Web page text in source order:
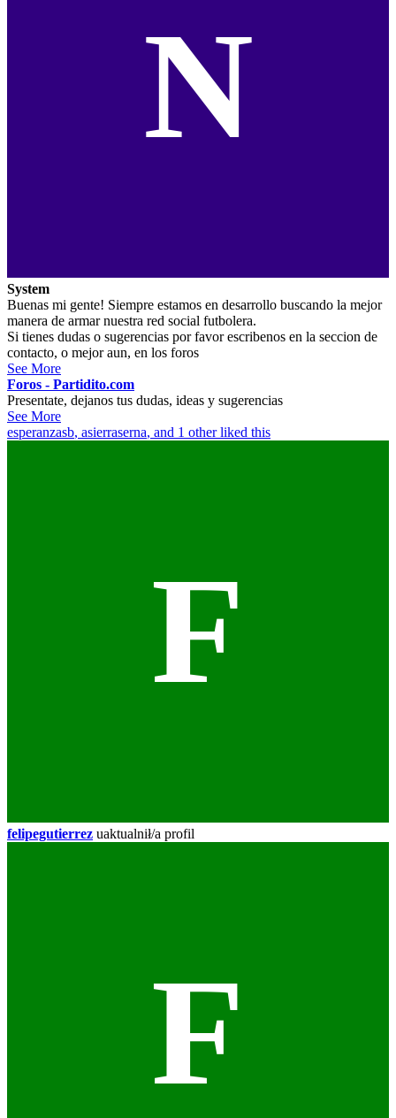
N
System
Buenas mi gente! Siempre estamos en desarrollo buscando la mejor
manera de armar nuestra red social futbolera.
Si tienes dudas o sugerencias por favor escribenos en la seccion de
contacto, o mejor aun, en los foros
See More
Foros - Partidito.com
Presentate, dejanos tus dudas, ideas y sugerencias
See More
esperanzasb, asierraserna, and 1 other liked this
F
felipegutierrez uaktualnił/a profil
F